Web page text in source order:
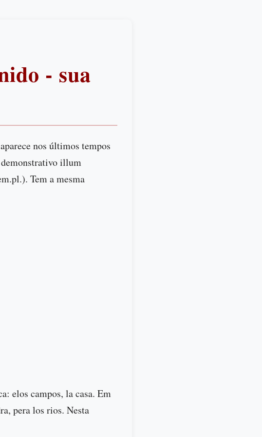
- sua
nos últimos tempos
illum
Tem a mesma
elos campos, la casa. Em
pera los rios. Nesta